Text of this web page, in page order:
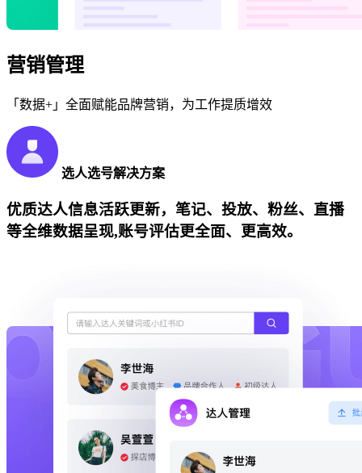
营销管理
「数据+」全面赋能品牌营销，为工作提质增效
选人选号解决方案
优质达人信息活跃更新，笔记、投放、粉丝、直播
等全维数据呈现,账号评估更全面、更高效。